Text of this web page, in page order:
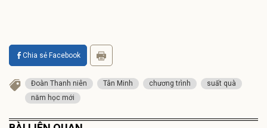
Chia sẻ Facebook
Đoàn Thanh niên Tân Minh chương trình
suất quà
năm học mới